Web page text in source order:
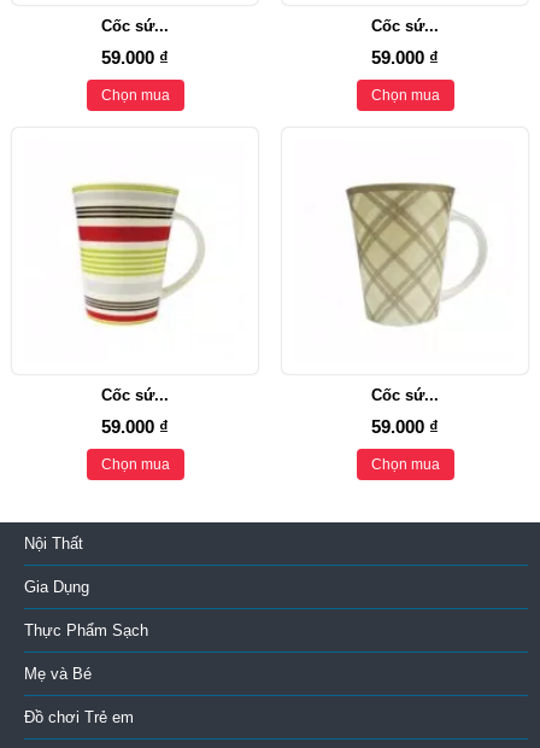
Cốc sứ...
59.000 ₫
Chọn mua
Cốc sứ...
59.000 ₫
Chọn mua
Cốc sứ...
59.000 ₫
Chọn mua
Cốc sứ...
59.000 ₫
Chọn mua
Nội Thất
Gia Dụng
Thực Phẩm Sạch
Mẹ và Bé
Đồ chơi Trẻ em